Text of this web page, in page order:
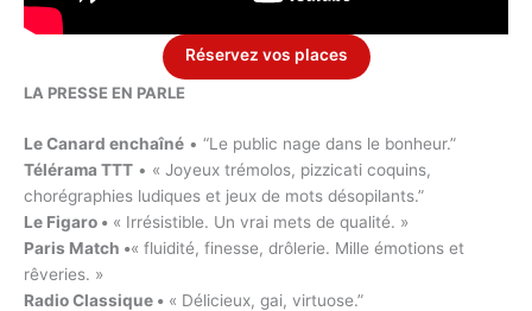
Réservez vos places
LA PRESSE EN PARLE
Le Canard enchaîné • “Le public nage dans le bonheur.”
Télérama TTT • « Joyeux trémolos, pizzicati coquins,
chorégraphies ludiques et jeux de mots désopilants.”
Le Figaro • « Irrésistible. Un vrai mets de qualité. »
Paris Match •« fluidité, finesse, drôlerie. Mille émotions et
rêveries. »
Radio Classique • « Délicieux, gai, virtuose.”